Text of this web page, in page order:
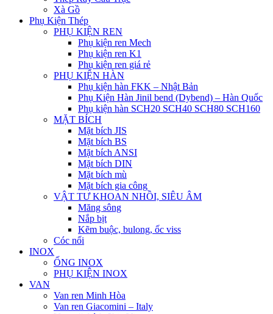
Xà Gồ
Phụ Kiện Thép
PHỤ KIỆN REN
Phụ kiện ren Mech
Phụ kiện ren K1
Phụ kiện ren giá rẻ
PHỤ KIỆN HÀN
Phụ kiện hàn FKK – Nhật Bản
Phụ Kiện Hàn Jinil bend (Dybend) – Hàn Quốc
Phụ kiện hàn SCH20 SCH40 SCH80 SCH160
MẶT BÍCH
Mặt bích JIS
Mặt bích BS
Mặt bích ANSI
Mặt bích DIN
Mặt bích mù
Mặt bích gia công
VẬT TƯ KHOAN NHỒI, SIÊU ÂM
Măng sông
Nắp bịt
Kẽm buộc, bulong, ốc viss
Cóc nối
INOX
ỐNG INOX
PHỤ KIỆN INOX
VAN
Van ren Minh Hòa
Van ren Giacomini – Italy